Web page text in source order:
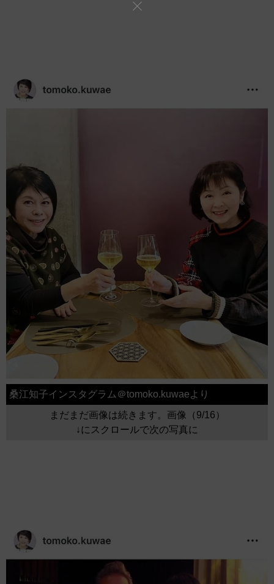
桑江知子インスタグラム＠tomoko.kuwaeより
まだまだ画像は続きます。画像（9/16）
↓にスクロールで次の写真に